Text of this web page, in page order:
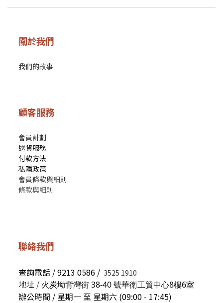
關於我們
我們的故事
顧客服務
會員計劃
送貨服務
付款方法
私隱政策
會員條款與細則
條款與細則
聯絡我們
查詢電話 / 9213 0586 / 3525 1910
地址 / 火炭坳背灣街 38-40 號華衛工貿中心8樓6室
辦公時間 / 星期一 至 星期六 (09:00 - 17:45)